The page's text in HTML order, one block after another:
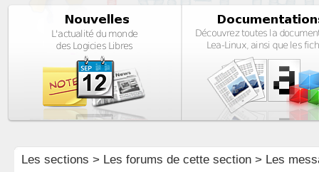
Les sections > Les forums de cette section> Les